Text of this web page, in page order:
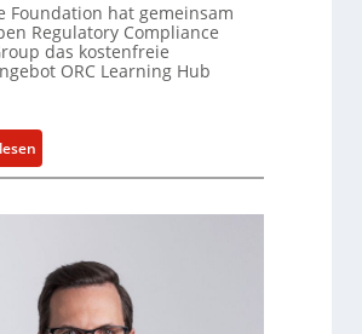
l
l
e
l
n
m
K
Foundation hat gemeinsam
Regulatory Compliance
das kostenfreie
ORC Learning Hub
N
W
e